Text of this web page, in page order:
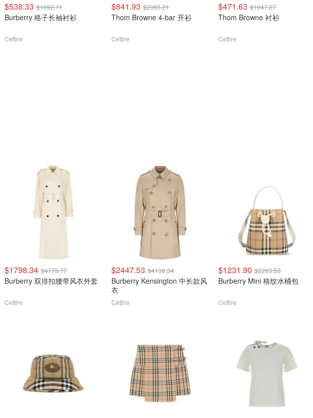
$538.33 $1092.71
Burberry 格子长袖衬衫
Cettire
$841.93 $2065.21
Thom Browne 4-bar 开衫
Cettire
$471.63 $1047.27
Thom Browne 衬衫
Cettire
$1798.34 $4775.77
Burberry 双排扣腰带风衣外套
Cettire
$2447.53 $4138.34
Burberry Kensington 中长款风
衣
Cettire
$1231.90 $2263.53
Burberry Mini 格纹水桶包
Cettire